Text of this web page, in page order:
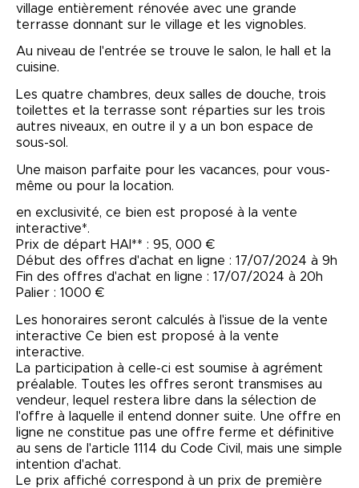
village entièrement rénovée avec une grande
terrasse donnant sur le village et les vignobles.
Au niveau de l'entrée se trouve le salon, le hall et la
cuisine.
Les quatre chambres, deux salles de douche, trois
toilettes et la terrasse sont réparties sur les trois
autres niveaux, en outre il y a un bon espace de
sous-sol.
Une maison parfaite pour les vacances, pour vous-
même ou pour la location.
en exclusivité, ce bien est proposé à la vente
interactive*.
Prix de départ HAI** : 95, 000 €
Début des offres d'achat en ligne : 17/07/2024 à 9h
Fin des offres d'achat en ligne : 17/07/2024 à 20h
Palier : 1000 €
Les honoraires seront calculés à l'issue de la vente
interactive Ce bien est proposé à la vente
interactive.
La participation à celle-ci est soumise à agrément
préalable. Toutes les offres seront transmises au
vendeur, lequel restera libre dans la sélection de
l'offre à laquelle il entend donner suite. Une offre en
ligne ne constitue pas une offre ferme et définitive
au sens de l'article 1114 du Code Civil, mais une simple
intention d'achat.
Le prix affiché correspond à un prix de première